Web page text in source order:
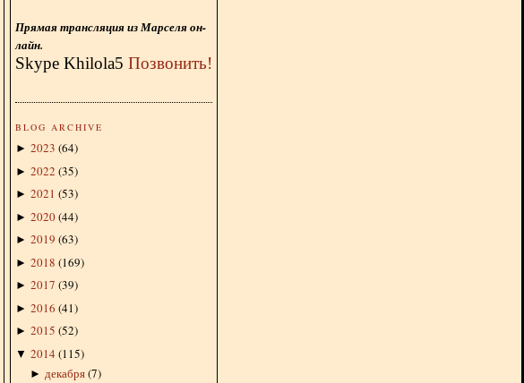
Прямая трансляция из Марселя он-
лайн.
Skype Khilola5 Позвонить!
BLOG ARCHIVE
► 2023 (64)
► 2022 (35)
► 2021 (53)
► 2020(44)
► 2019 (63)
► 2018 (169)
► 2017 (39)
► 2016 (41)
► 2015 (52)
▼ 2014 (115)
► декабря(7)